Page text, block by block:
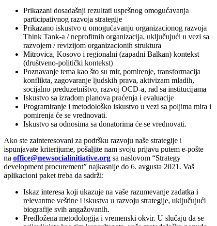
Prikazani dosadašnji rezultati uspešnog omogućavanja
participativnog razvoja strategije
Prikazano iskustvo u omogućavanju organizacionog razvoja
Think Tank-a / neprofitnih organizacija, uključujući u vezi sa
razvojem / revizijom organizacionih struktura
Mitrovica, Kosovo i regionalni (zapadni Balkan) kontekst
(društveno-politički kontekst)
Poznavanje tema kao što su mir, pomirenje, transformacija
konflikta, zagovaranje ljudskih prava, aktivizam mladih,
socijalno preduzetništvo, razvoj OCD-a, rad sa institucijama
Iskustvo sa izradom planova praćenja i evaluacije
Programiranje i metodološko iskustvo u vezi sa poljima mira i
pomirenja će se vrednovati.
Iskustvo sa odnosima sa donatorima će se vrednovati.
Ako ste zainteresovani za podršku razvoju naše strategije i
ispunjavate kriterijume, pošaljite nam svoju prijavu putem e-pošte
na office@newsocialinitiative.org sa naslovom “Strategy
development procurement” najkasnije do 6. avgusta 2021. Vaš
aplikacioni paket treba da sadrži:
Iskaz interesa koji ukazuje na vaše razumevanje zadatka i
relevantne veštine i iskustva u razvoju strategije, uključujući
biografije svih angažovanih.
Predložena metodologija i vremenski okvir. U slučaju da se